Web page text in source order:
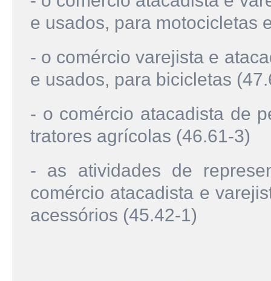
e usados, para motocicletas
- o comércio varejista e
e usados, para bicicletas
- o comércio atacadista de
tratores agrícolas (46.61-3)
- as atividades de
comércio atacadista e
acessórios (45.42-1)